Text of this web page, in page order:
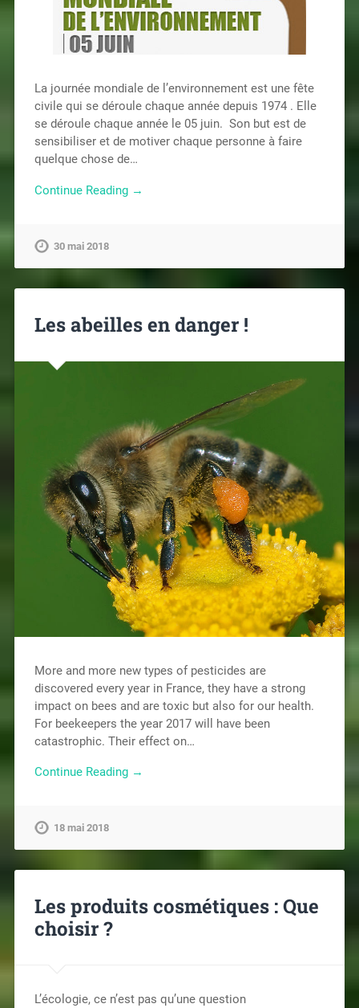
La journée mondiale de l’environnement est une fête
civile qui se déroule chaque année depuis 1974 . Elle
se déroule chaque année le 05 juin. Son but est de
sensibiliser et de motiver chaque personne à faire
quelque chose de…
Continue Reading →
30 mai 2018
Les abeilles en danger !
More and more new types of pesticides are
discovered every year in France, they have a strong
impact on bees and are toxic but also for our health.
For beekeepers the year 2017 will have been
catastrophic. Their effect on…
Continue Reading →
18 mai 2018
Les produits cosmétiques : Que
choisir ?
L’écologie, ce n’est pas qu’une question